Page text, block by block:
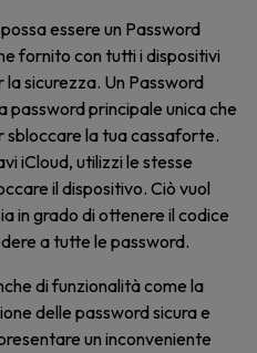
essere un Password
fornito con tutti i dispositivi
sicurezza. Un Password
password principale unica che
sbloccare la tua cassaforte.
iCloud, utilizzi le stesse
il dispositivo. Ciò vuol
in grado di ottenere il codice
a tutte le password.
di funzionalità come la
delle password sicura e
un inconveniente